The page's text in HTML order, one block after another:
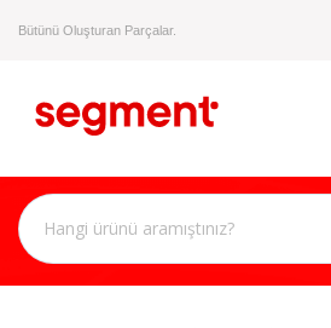
Bütünü Oluşturan Parçalar.